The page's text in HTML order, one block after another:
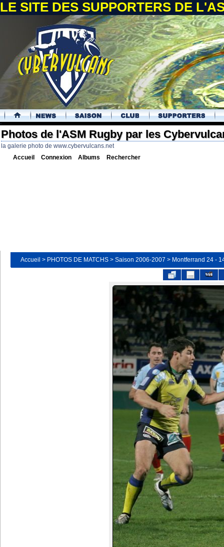
LE SITE DES SUPPORTERS DE
.
Photos de l'ASM Rugby par les
la galerie photo de www.cybervulcans.net
Accueil Connexion Albums Rechercher
Accueil > PHOTOS DE MATCHS > Saison 2006-2007 > Montferrand 24 -